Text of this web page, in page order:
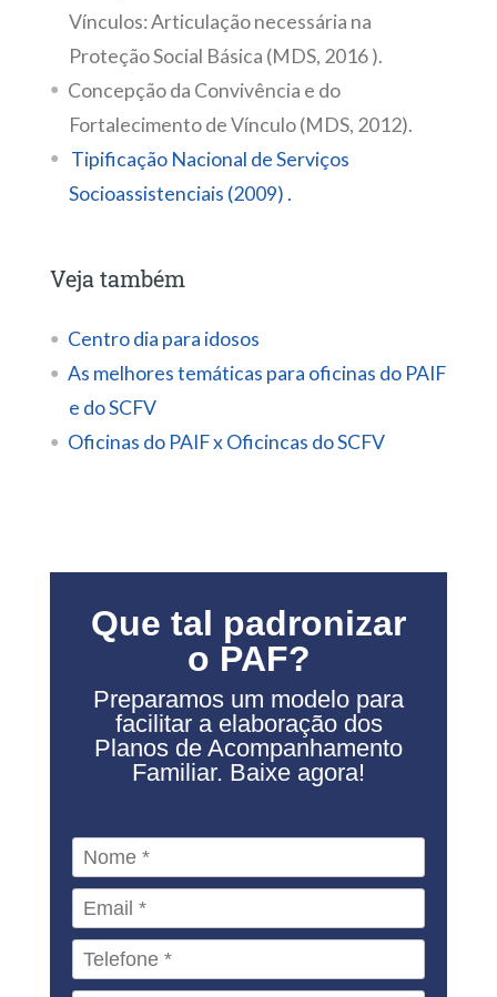
Vínculos: Articulação necessária na
Proteção Social Básica (MDS, 2016 ).
Concepção da Convivência e do
Fortalecimento de Vínculo (MDS, 2012).
Tipificação Nacional de Serviços
Socioassistenciais (2009) .
Veja também
Centro dia para idosos
As melhores temáticas para oficinas do PAIF
e do SCFV
Oficinas do PAIF x Oficincas do SCFV
Que tal padronizar
o PAF?
Preparamos um modelo para
facilitar a elaboração dos
Planos de Acompanhamento
Familiar. Baixe agora!